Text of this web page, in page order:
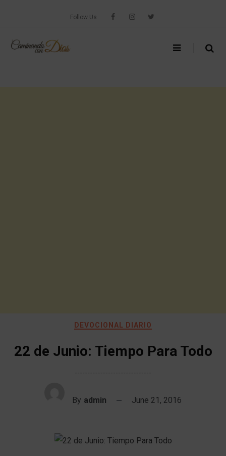
Follow Us
DEVOCIONAL DIARIO
22 de Junio: Tiempo Para Todo
By admin June 21, 2016